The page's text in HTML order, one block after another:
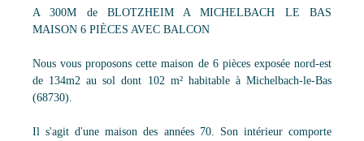
A 300M de BLOTZHEIM A MICHELBACH LE BAS
MAISON 6 PIÈCES AVEC BALCON
Nous vous proposons cette maison de 6 pièces exposée nord-est
de 134m2 au sol dont 102 m² habitable à Michelbach-le-Bas
(68730).
Il s'agit d'une maison des années 70. Son intérieur comporte